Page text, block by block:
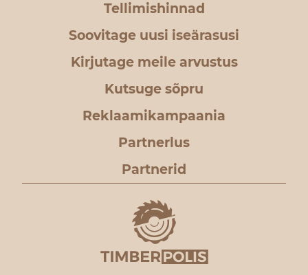
Tellimishinnad
Soovitage uusi iseärasusi
Kirjutage meile arvustus
Kutsuge sõpru
Reklaamikampaania
Partnerlus
Partnerid